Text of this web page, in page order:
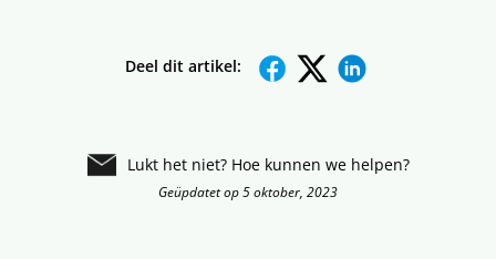
Deel dit artikel:
Lukt het niet? Hoe kunnen we helpen?
Geüpdatet op 5 oktober, 2023